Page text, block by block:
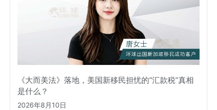
《大而美法》落地，美国新移民担忧的“汇款税”真相
是什么？
2026年8月10日